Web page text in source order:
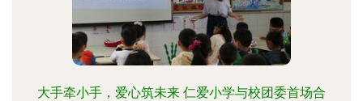
大手牵小手，爱心筑未来 仁爱小学与校团委首场合